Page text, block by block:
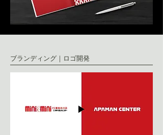
ブランディング｜ロゴ開発